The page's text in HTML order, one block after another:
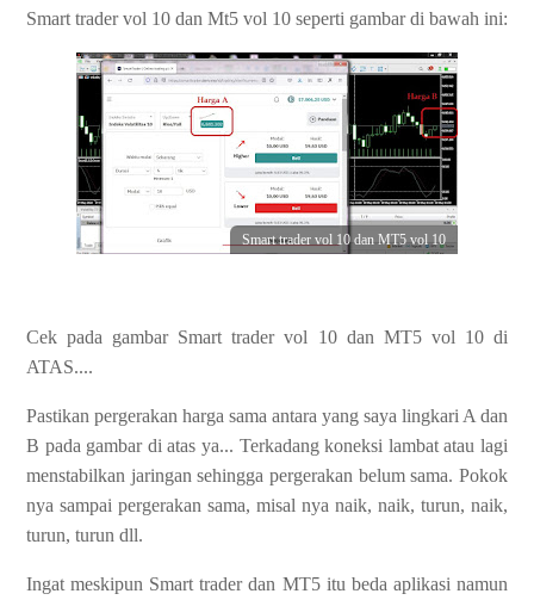
Smart trader vol 10 dan Mt5 vol 10 seperti gambar di bawah ini:
Smart trader vol 10 dan MT5 vol 10
Cek pada gambar Smart trader vol 10 dan MT5 vol 10 di
ATAS....
Pastikan pergerakan harga sama antara yang saya lingkari A dan
B pada gambar di atas ya... Terkadang koneksi lambat atau lagi
menstabilkan jaringan sehingga pergerakan belum sama. Pokok
nya sampai pergerakan sama, misal nya naik, naik, turun, naik,
turun, turun dll.
Ingat meskipun Smart trader dan MT5 itu beda aplikasi namun